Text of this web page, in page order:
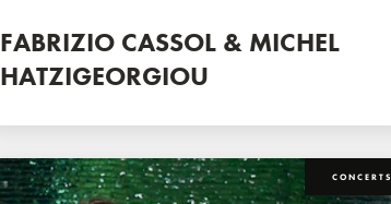
FABRIZIO CASSOL & MICHEL
HATZIGEORGIOU
CONCERTS